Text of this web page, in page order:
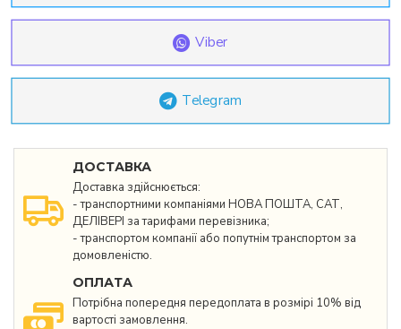
ДОСТАВКА
Доставка здійснюється:
- транспортними компаніями НОВА ПОШТА, САТ,
ДЕЛІВЕРІ за тарифами перевізника;
- транспортом компанії або попутнім транспортом за
домовленістю.
ОПЛАТА
Потрібна попередня передоплата в розмірі 10% від
вартості замовлення.
Viber
Telegram